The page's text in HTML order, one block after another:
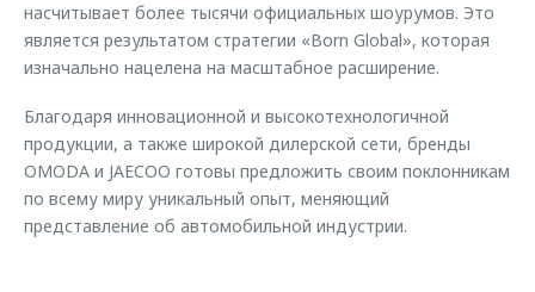
насчитывает более тысячи официальных шоурумов. Это
является результатом стратегии «Born Global», которая
изначально нацелена на масштабное расширение.
Благодаря инновационной и высокотехнологичной
продукции, а также широкой дилерской сети, бренды
OMODA и JAECOO готовы предложить своим поклонникам
по всему миру уникальный опыт, меняющий
представление об автомобильной индустрии.